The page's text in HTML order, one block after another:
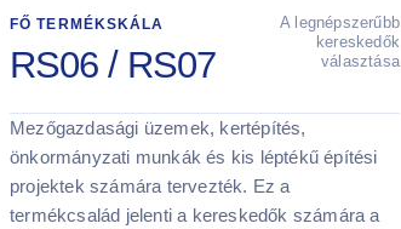
FŐ TERMÉKSKÁLA
RS06 / RS07
A legnépszerűbb
kereskedők
választása
Mezőgazdasági üzemek, kertépítés,
önkormányzati munkák és kis léptékű építési
projektek számára tervezték. Ez a
termékcsalád jelenti a kereskedők számára a